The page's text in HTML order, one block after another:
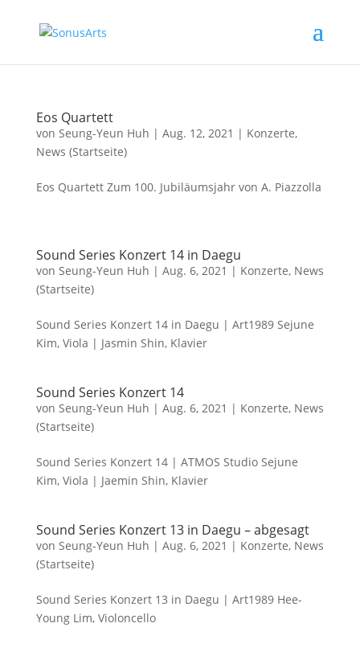
Eos Quartett
von Seung-Yeun Huh | Aug. 12, 2021 | Konzerte,
News (Startseite)
Eos Quartett Zum 100. Jubiläumsjahr von A. Piazzolla
Sound Series Konzert 14 in Daegu
von Seung-Yeun Huh | Aug. 6, 2021 | Konzerte, News
(Startseite)
Sound Series Konzert 14 in Daegu | Art1989 Sejune
Kim, Viola | Jasmin Shin, Klavier
Sound Series Konzert 14
von Seung-Yeun Huh | Aug. 6, 2021 | Konzerte, News
(Startseite)
Sound Series Konzert 14 | ATMOS Studio Sejune
Kim, Viola | Jaemin Shin, Klavier
Sound Series Konzert 13 in Daegu – abgesagt
von Seung-Yeun Huh | Aug. 6, 2021 | Konzerte, News
(Startseite)
Sound Series Konzert 13 in Daegu | Art1989 Hee-
Young Lim, Violoncello